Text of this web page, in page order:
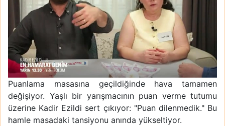
Puanlama masasına geçildiğinde hava tamamen
değişiyor. Yaşlı bir yarışmacının puan verme tutumu
üzerine Kadir Ezildi sert çıkıyor: "Puan dilenmedik." Bu
hamle masadaki tansiyonu anında yükseltiyor.